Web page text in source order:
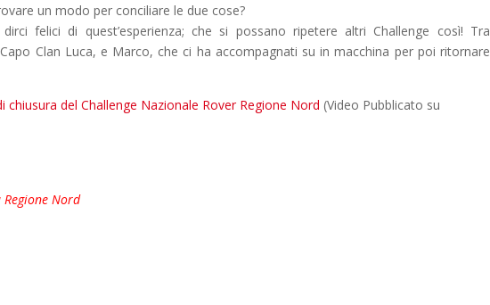
un modo per conciliare le due cose?
felici di quest’esperienza; che si possano ripetere altri Challenge così! Tra
Clan Luca, e Marco, che ci ha accompagnati su in macchina per poi ritornare
chiusura del Challenge Nazionale Rover Regione Nord (Video Pubblicato su
Nord